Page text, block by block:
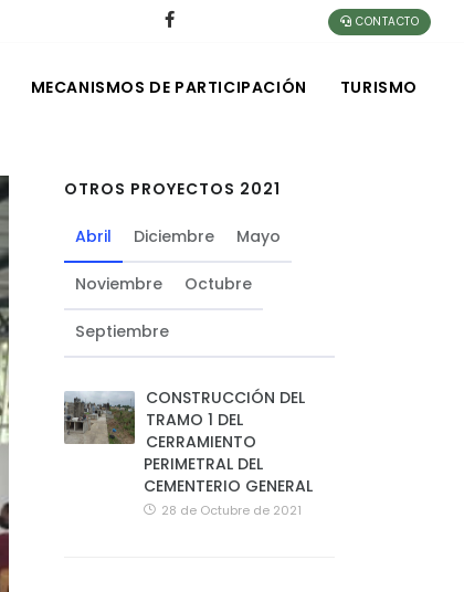
CONTACTO
MECANISMOS DE PARTICIPACIÓN TURISMO
OTROS PROYECTOS 2021
Abril Diciembre Mayo
Noviembre Octubre
Septiembre
CONSTRUCCIÓN DEL
TRAMO 1 DEL
CERRAMIENTO
PERIMETRAL DEL
CEMENTERIO GENERAL
28 de Octubre de 2021